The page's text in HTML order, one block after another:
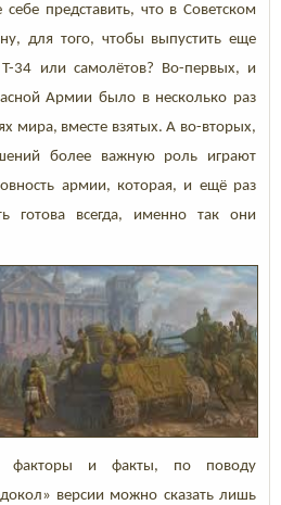
представить, что в Советском
для того, чтобы выпустить еще
Т-34 или самолётов? Во-первых, и
Армии было в несколько раз
мира, вместе взятых. А во-вторых,
более важную роль играют
армии, которая, и ещё раз
готова всегда, именно так они
факторы и факты, по поводу
версии можно сказать лишь